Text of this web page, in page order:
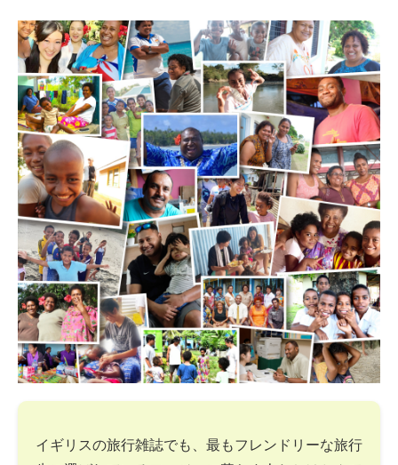
イギリスの旅行雑誌でも、最もフレンドリーな旅行